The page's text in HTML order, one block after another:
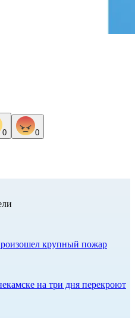
0 0
крупный пожар
на три дня перекроют